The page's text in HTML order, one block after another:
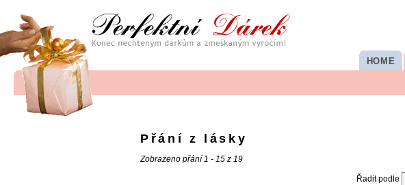
HOME
Přání z lásky
Zobrazeno přání 1 - 15 z 19
Řadit podle